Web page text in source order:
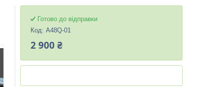
Готово до відправки
Код: A48Q-01
2 900 ₴